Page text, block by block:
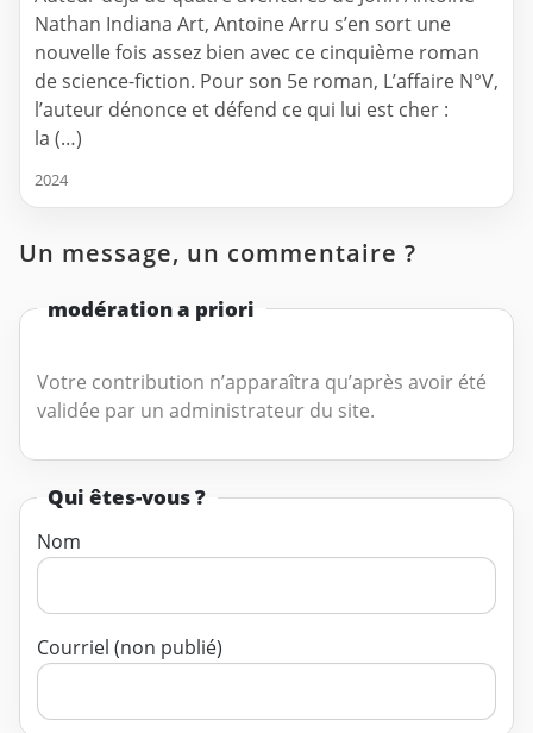
Nathan Indiana Art, Antoine Arru s’en sort une
nouvelle fois assez bien avec ce cinquième roman
de science-fiction. Pour son 5e roman, L’affaire N°V,
l’auteur dénonce et défend ce qui lui est cher :
la (…)
2024
Un message, un commentaire ?
modération a priori
Votre contribution n’apparaîtra qu’après avoir été
validée par un administrateur du site.
Qui êtes-vous ?
Nom
Courriel (non publié)